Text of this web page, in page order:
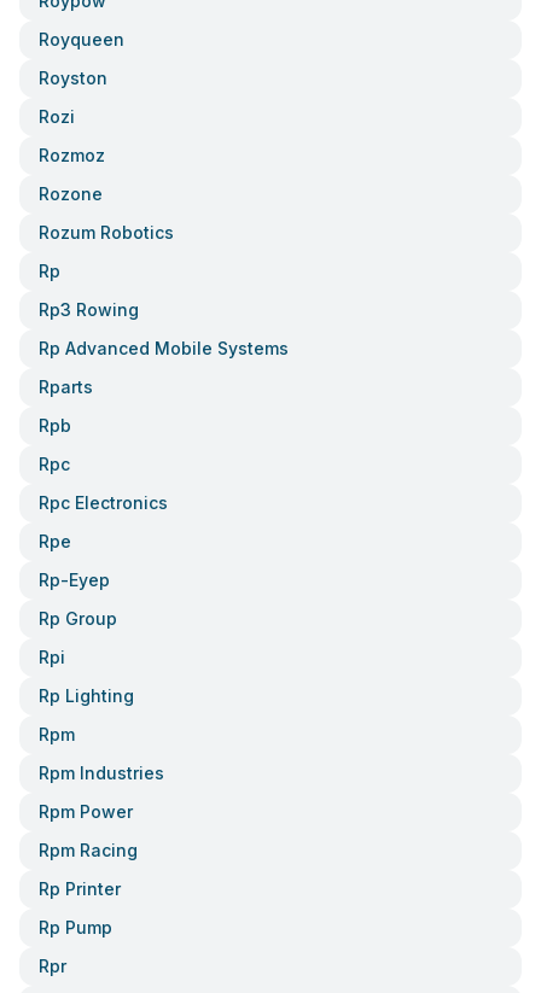
Royqueen
Royston
Rozi
Rozmoz
Rozone
Rozum Robotics
Rp
Rp3 Rowing
Rp Advanced Mobile Systems
Rparts
Rpb
Rpc
Rpc Electronics
Rpe
Rp-Eyep
Rp Group
Rpi
Rp Lighting
Rpm
Rpm Industries
Rpm Power
Rpm Racing
Rp Printer
Rp Pump
Rpr